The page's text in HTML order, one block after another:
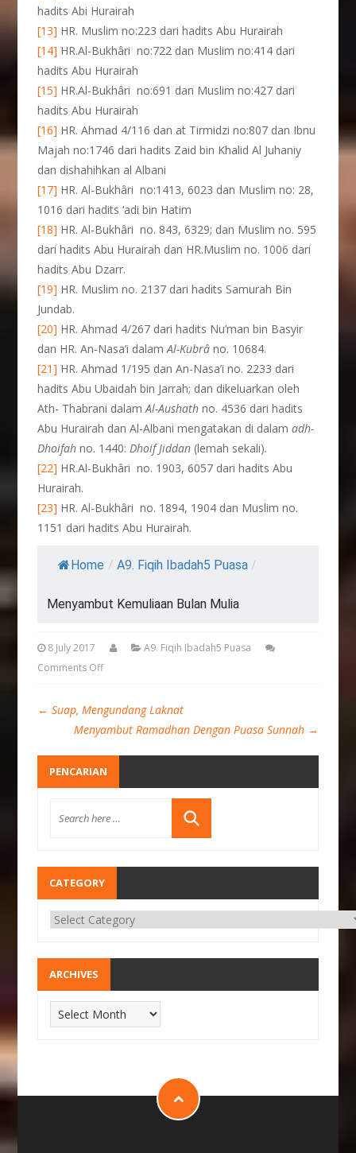
hadits Abi Hurairah
[13] HR. Muslim no:223 dari hadits Abu Hurairah
[14] HR.Al-Bukhâri no:722 dan Muslim no:414 dari
hadits Abu Hurairah
[15] HR.Al-Bukhâri no:691 dan Muslim no:427 dari
hadits Abu Hurairah
[16] HR. Ahmad 4/116 dan at Tirmidzi no:807 dan Ibnu
Majah no:1746 dari hadits Zaid bin Khalid Al Juhaniy
dan dishahihkan al Albani
[17] HR. Al-Bukhâri no:1413, 6023 dan Muslim no: 28,
1016 dari hadits ‘adi bin Hatim
[18] HR. Al-Bukhâri no. 843, 6329; dan Muslim no. 595
dari hadits Abu Hurairah dan HR.Muslim no. 1006 dari
hadits Abu Dzarr.
[19] HR. Muslim no. 2137 dari hadits Samurah Bin
Jundab.
[20] HR. Ahmad 4/267 dari hadits Nu’man bin Basyir
dan HR. An-Nasa’i dalamAl-Kubrâno. 10684.
[21] HR. Ahmad 1/195 dan An-Nasa’i no. 2233 dari
hadits Abu Ubaidah bin Jarrah; dan dikeluarkan oleh
Ath- Thabrani dalamAl-Aushath no. 4536 dari hadits
Abu Hurairah dan Al-Albani mengatakan di dalamadh-
Dhoifahno. 1440: Dhoif Jiddan (lemah sekali).
[22] HR.Al-Bukhâri no. 1903, 6057 dari hadits Abu
Hurairah.
[23] HR. Al-Bukhâri no. 1894, 1904 dan Muslim no.
1151 dari hadits Abu Hurairah.
Home / A9. Fiqih Ibadah5 Puasa /
Menyambut Kemuliaan Bulan Mulia
8 July 2017
A9. Fiqih Ibadah5 Puasa
Comments Off
← Suap, Mengundang Laknat
Menyambut Ramadhan Dengan Puasa Sunnah →
PENCARIAN
CATEGORY
ARCHIVES